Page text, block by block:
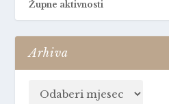
Župne aktivnosti
Arhiva